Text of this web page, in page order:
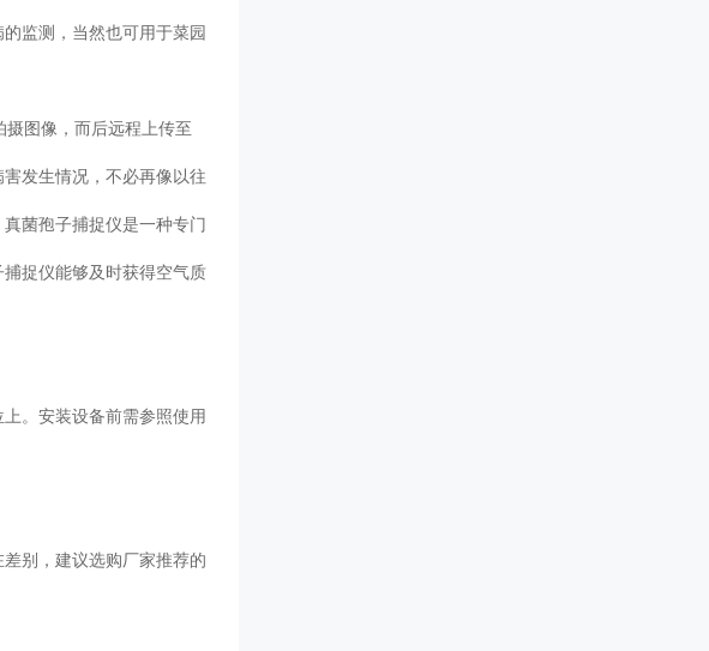
监测，当然也可用于菜园
图像，而后远程上传至
发生情况，不必再像以往
菌孢子捕捉仪是一种专门
捉仪能够及时获得空气质
。安装设备前需参照使用
别，建议选购厂家推荐的